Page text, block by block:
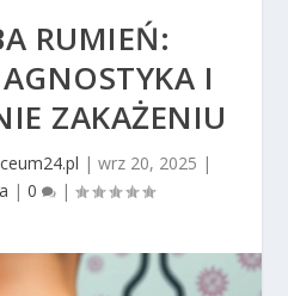
RUMIEŃ:
I
ZAKAŻENIU
| wrz 20, 2025 |
| 0 |